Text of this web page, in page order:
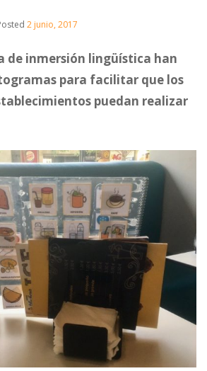
2 junio, 2017
de inmersión lingüística han
para facilitar que los
puedan realizar